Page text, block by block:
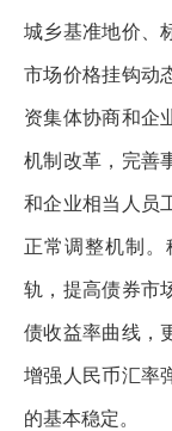
城乡基准地价、
市场价格挂钩动
资集体协商和企
机制改革，完善
和企业相当人员
正常调整机制
轨，提高债券市
债收益率曲线，
增强人民币汇率
的基本稳定。